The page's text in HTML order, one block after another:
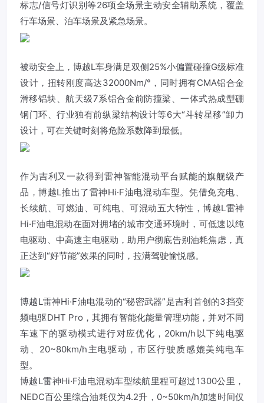
标志/信号灯识别等26项全场景主动安全辅助系统，覆盖
行车场景、泊车场景及紧急场景。
被动安全上，博越L车身满足双侧25%小偏置碰撞G级标准
设计，扭转刚度高达32000Nm/°，同时拥有CMA铝合金
滑移铝块、航天级7系铝合金前防撞梁、一体式热成型硼
钢门环、行业独有前纵梁结构设计等6大“斗转星移”卸力
设计，可在关键时刻将危险系数降到最低。
作为吉利又一款得到雷神智能混动平台赋能的旗舰级产
品，博越L推出了雷神Hi·F油电混动车型。凭借免充电、
长续航、可燃油、可纯电、可混动五大特性，博越L雷神
Hi·F油电混动在面对拥堵的城市交通环境时，可低速以纯
电驱动、中高速主电驱动，助用户彻底告别油耗焦虑，真
正达到“好节能”效果的同时，拉满驾驶愉悦感。
博越L雷神Hi·F油电混动的“秘密武器”是吉利首创的3挡变
频电驱DHT Pro，其拥有智能化能量管理功能，并对不同
车速下的驱动模式进行对应优化，20km/h以下纯电驱
动、20~80km/h主电驱动，市区行驶质感媲美纯电车
型。
博越L雷神Hi·F油电混动车型续航里程可超过1300公里，
NEDC百公里综合油耗仅为4.2升，0~50km/h加速时间仅